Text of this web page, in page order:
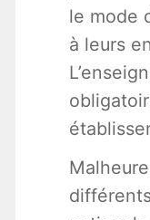
le mode
à leurs